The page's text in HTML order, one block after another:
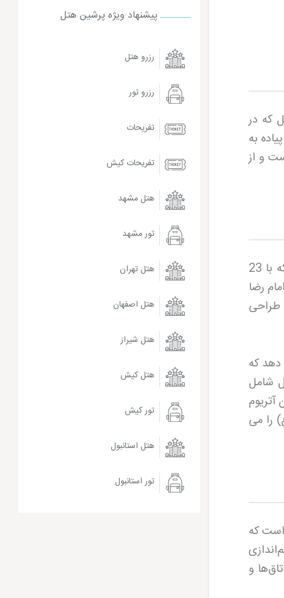
که در
پیاده به
325 واحد اقامتی است و از
هتل مجلل درویشی مشهد یکی از بلندترین و مجلل‌ ترین هتل های مشهد با ویو حرم است که با 23
ستاره در خیابان امام رضا
طراحی
که
شامل
را می‌
که
و سوئیت، چشم‌اندازی
و
پیشنهاد ویژه پرشین هتل
رزرو هتل
رزرو تور
تفریحات
تفریحات کیش
هتل مشهد
تور مشهد
هتل تهران
هتل اصفهان
هتل شیراز
هتل کیش
تور کیش
هتل استانبول
تور استانبول